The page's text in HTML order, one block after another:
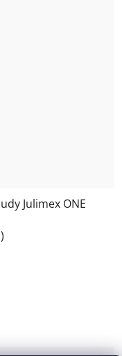
Julimex ONE